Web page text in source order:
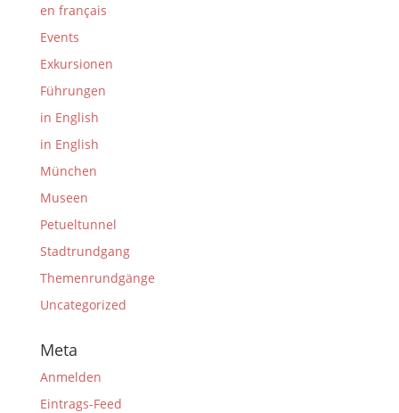
en français
Events
Exkursionen
Führungen
in English
in English
München
Museen
Petueltunnel
Stadtrundgang
Themenrundgänge
Uncategorized
Meta
Anmelden
Eintrags-Feed